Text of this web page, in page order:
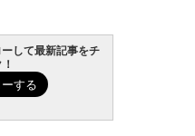
MARUI) ガスブロー
ガン No.14 20式 5.56mm
ガスブローバック
Mr.トップコート 水性プレ
コートスプレー 光沢 88ml
材 B601
して最新記事をチ